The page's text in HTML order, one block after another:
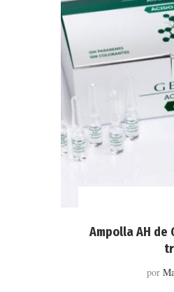
Ampolla AH
por